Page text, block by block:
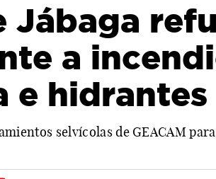
Jábaga
a
e hidrantes
selvícolas de GEACAM